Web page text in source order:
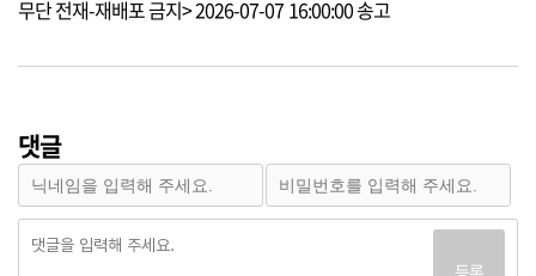
무단 전재-재배포 금지> 2026-07-07 16:00:00 송고
댓글